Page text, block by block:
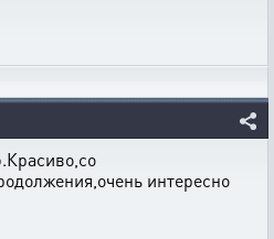
интересно